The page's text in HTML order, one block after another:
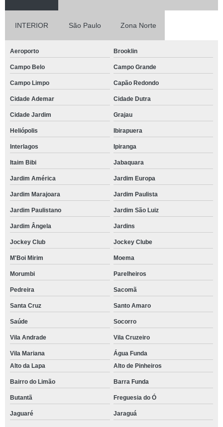
INTERIOR São Paulo Zona Norte
Aeroporto Brooklin
Campo Belo Campo Grande
Campo Limpo Capão Redondo
Cidade Ademar Cidade Dutra
Cidade Jardim Grajau
Heliópolis Ibirapuera
Interlagos Ipiranga
Itaim Bibi Jabaquara
Jardim América Jardim Europa
Jardim Marajoara Jardim Paulista
Jardim Paulistano Jardim São Luiz
Jardim Ângela Jardins
Jockey Club Jockey Clube
M'Boi Mirim Moema
Morumbi Parelheiros
Pedreira Sacomã
Santa Cruz Santo Amaro
Saúde Socorro
Vila Andrade Vila Cruzeiro
Vila Mariana
Água Funda
Alto da Lapa
Alto de Pinheiros
Bairro do Limão Barra Funda
Butantã Freguesia do Ó
Jaguaré Jaraguá